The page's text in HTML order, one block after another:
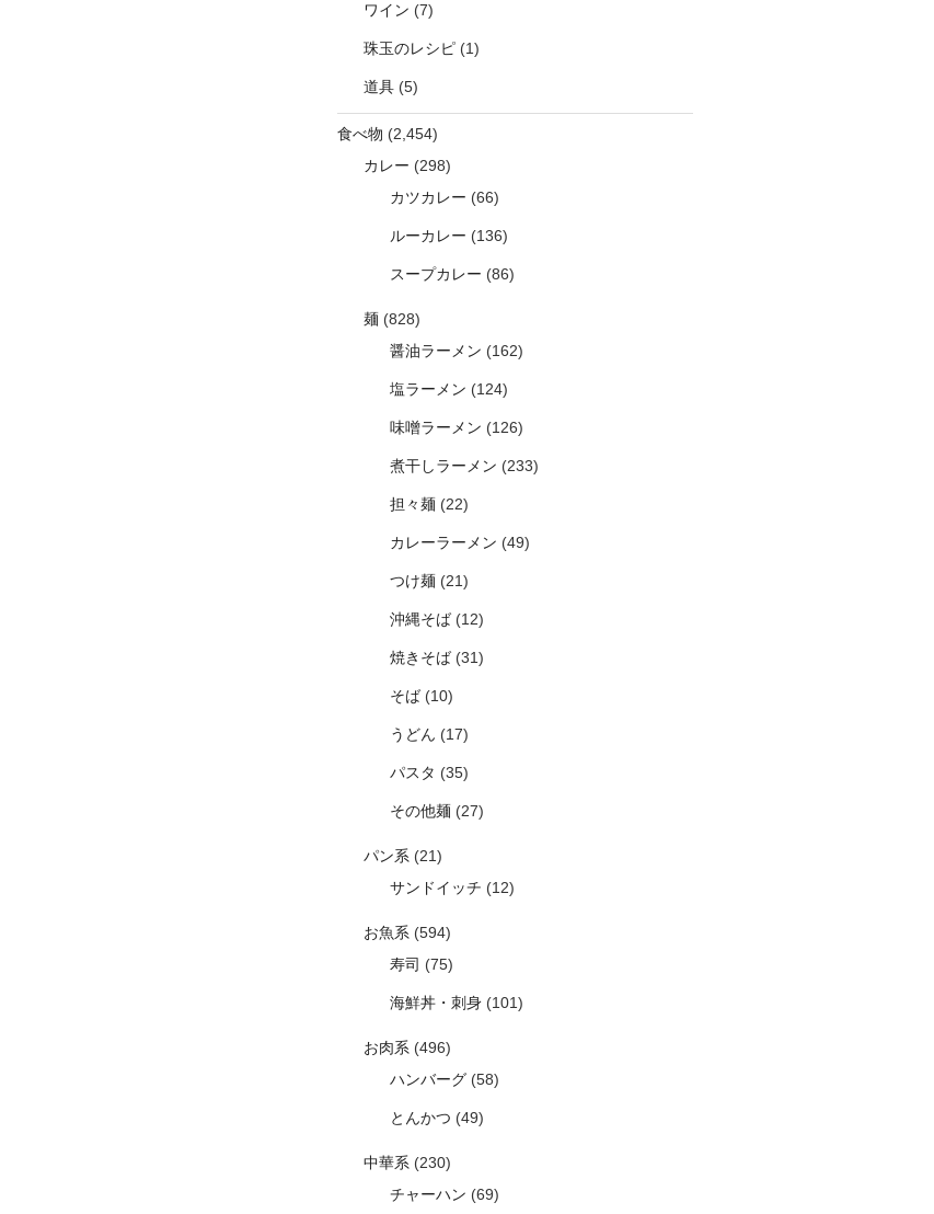
ワイン (7)
珠玉のレシピ(1)
道具(5)
食べ物 (2,454)
カレー (298)
カツカレー (66)
ルーカレー (136)
スープカレー (86)
麺(828)
醤油ラーメン (162)
塩ラーメン (124)
味噌ラーメン (126)
煮干しラーメン (233)
担々麺(22)
カレーラーメン (49)
つけ麺(21)
沖縄そば(12)
焼きそば(31)
そば(10)
うどん (17)
パスタ (35)
その他麺(27)
パン系(21)
サンドイッチ (12)
お魚系(594)
寿司 (75)
海鮮丼・刺身(101)
お肉系(496)
ハンバーグ(58)
とんかつ (49)
中華系(230)
チャーハン (69)